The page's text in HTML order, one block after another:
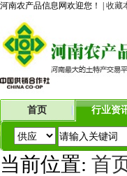
河南农产品信息网欢迎您！ | 收藏
首页 行业资
当前位置: 首